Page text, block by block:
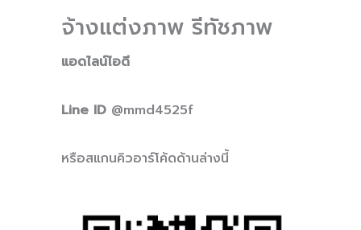
จ้างแต่งภาพ รีทัชภาพ
แอดไลน์ไอดี
Line ID @mmd4525f
หรือสแกนคิวอาร์โค้ดด้านล่างนี้